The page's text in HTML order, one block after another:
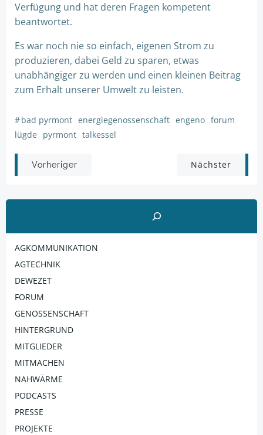
Verfügung und hat deren Fragen kompetent
beantwortet.
Es war noch nie so einfach, eigenen Strom zu
produzieren, dabei Geld zu sparen, etwas
unabhängiger zu werden und einen kleinen Beitrag
zum Erhalt unserer Umwelt zu leisten.
#bad pyrmont energiegenossenschaft engeno forum
lügde
pyrmont talkessel
Post
navigation
Vorheriger
navigation
Nächster
Suchen
AGKOMMUNIKATION
AGTECHNIK
DEWEZET
FORUM
GENOSSENSCHAFT
HINTERGRUND
MITGLIEDER
MITMACHEN
NAHWÄRME
PODCASTS
PRESSE
PROJEKTE